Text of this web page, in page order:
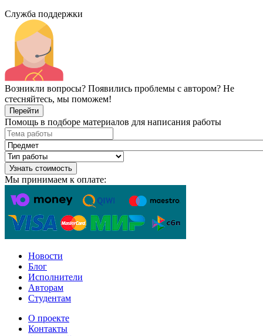
Служба поддержки
Возникли вопросы? Появились проблемы с автором? Не
стесняйтесь, мы поможем!
Перейти
Помощь в подборе материалов для написания работы
Узнать стоимость
Мы принимаем к оплате:
Новости
Блог
Исполнители
Авторам
Студентам
О проекте
Контакты